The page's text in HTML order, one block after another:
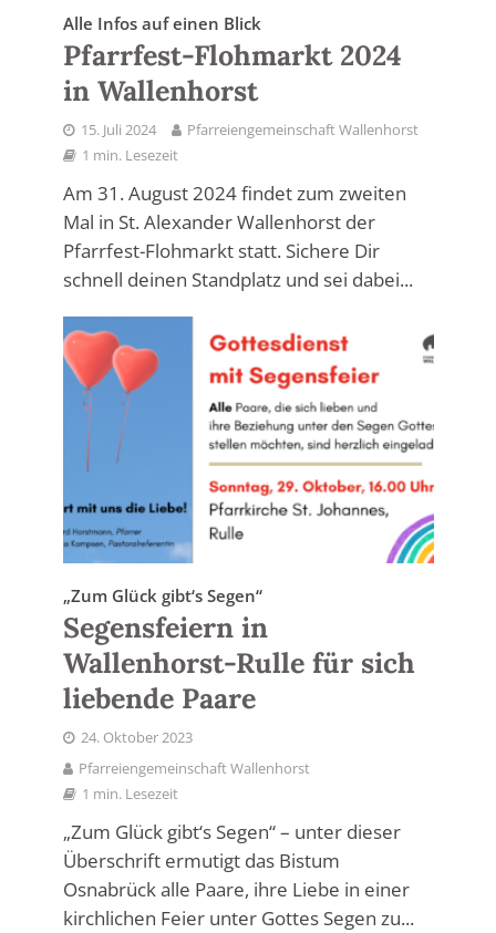
Alle Infos auf einen Blick
Pfarrfest-Flohmarkt 2024
in Wallenhorst
15. Juli 2024
Pfarreiengemeinschaft Wallenhorst
1 min. Lesezeit
Am 31. August 2024 findet zum zweiten
Mal in St. Alexander Wallenhorst der
Pfarrfest-Flohmarkt statt. Sichere Dir
schnell deinen Standplatz und sei dabei...
„Zum Glück gibt‘s Segen“
Segensfeiern in
Wallenhorst-Rulle für sich
liebende Paare
24. Oktober 2023
Pfarreiengemeinschaft Wallenhorst
1 min. Lesezeit
„Zum Glück gibt‘s Segen“ – unter dieser
Überschrift ermutigt das Bistum
Osnabrück alle Paare, ihre Liebe in einer
kirchlichen Feier unter Gottes Segen zu...